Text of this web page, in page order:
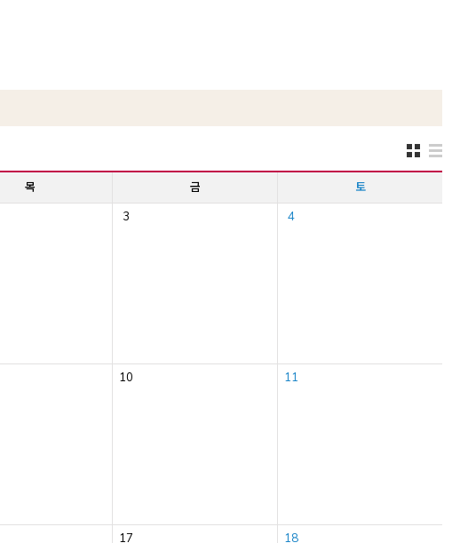
목 금 토
3 4
10 11
17 18